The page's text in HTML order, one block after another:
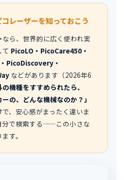
レーザーを知っておこう
なら、世界的に広く使われ実
PicoLO・PicoCare450・
PicoDiscovery・
などがあります（2026年6
機種をすすめられたら、
の、どんな機械なのか？」
で、安心感がまったく違いま
分で検索する——この小さな
す。